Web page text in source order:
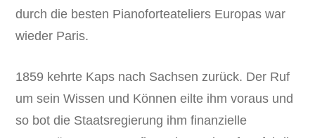
durch die besten Pianoforteateliers Europas war
wieder Paris.
1859 kehrte Kaps nach Sachsen zurück. Der Ruf
um sein Wissen und Können eilte ihm voraus und
so bot die Staatsregierung ihm finanzielle